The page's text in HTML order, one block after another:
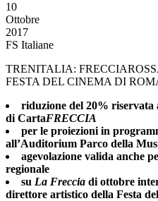
10
Ottobre
2017
FS Italiane
TRENITALIA:
FESTA DEL CINEMA DI
riduzione del 20% riservata
di CartaFRECCIA
per le proiezioni in
all’Auditorium Parco della
agevolazione valida anche
regionale
su La Freccia di ottobre
direttore artistico della Festa